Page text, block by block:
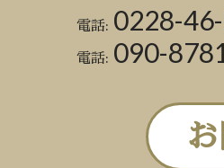
電話: 0228-
電話: 090-